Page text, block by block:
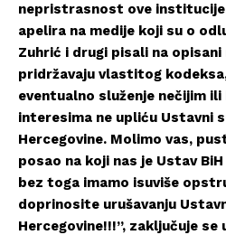
nepristrasnost ove
apelira na medije koji su o
Zuhrić i drugi pisali na
pridržavaju vlastitog
eventualno služenje nečijim
interesima ne upliću Ustavni
Hercegovine. Molimo vas,
posao na koji nas je Ustav
bez toga imamo isuviše
doprinosite urušavanju
Hercegovine!!!”, zaključuje se